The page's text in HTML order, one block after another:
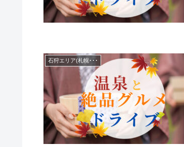
石狩エリア(札幌･･･